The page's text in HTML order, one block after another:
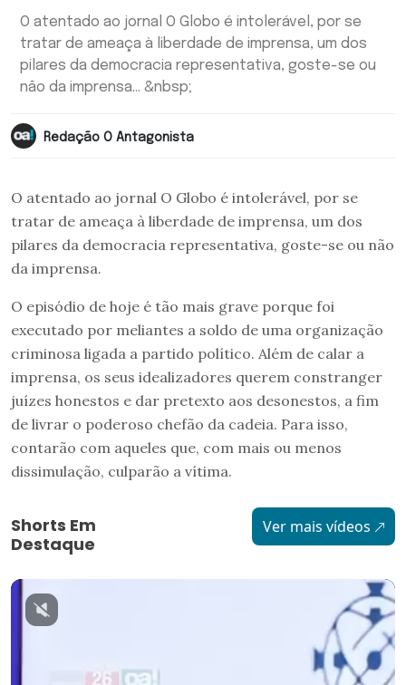
O atentado ao jornal O Globo é intolerável, por se
tratar de ameaça à liberdade de imprensa, um dos
pilares da democracia representativa, goste-se ou
não da imprensa... &nbsp;
Redação O Antagonista
O atentado ao jornal O Globo é intolerável, por se
tratar de ameaça à liberdade de imprensa, um dos
pilares da democracia representativa, goste-se ou não
da imprensa.
O episódio de hoje é tão mais grave porque foi
executado por meliantes a soldo de uma organização
criminosa ligada a partido político. Além de calar a
imprensa, os seus idealizadores querem constranger
juízes honestos e dar pretexto aos desonestos, a fim
de livrar o poderoso chefão da cadeia. Para isso,
contarão com aqueles que, com mais ou menos
dissimulação, culparão a vítima.
Shorts Em
Destaque
Ver mais vídeos